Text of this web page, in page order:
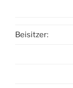
Beisitzer: